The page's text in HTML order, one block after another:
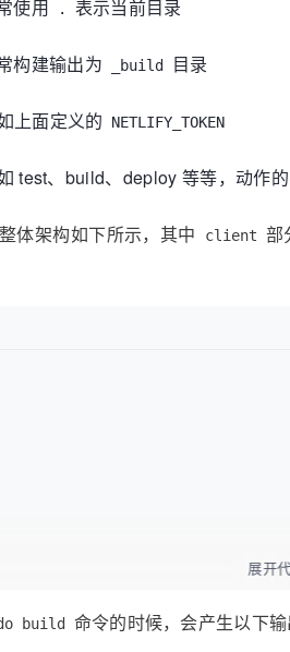
core.#CacheDir & {
"./": read: {
exclude: [
docker.#Build & {
使用 . 表示当前目录
构建输出为 _build 目录
上面定义的 NETLIFY_TOKEN
test、build、deploy 等等，动作
体架构如下所示，其中 client 部
& {
展开
build 命令的时候，会产生以下